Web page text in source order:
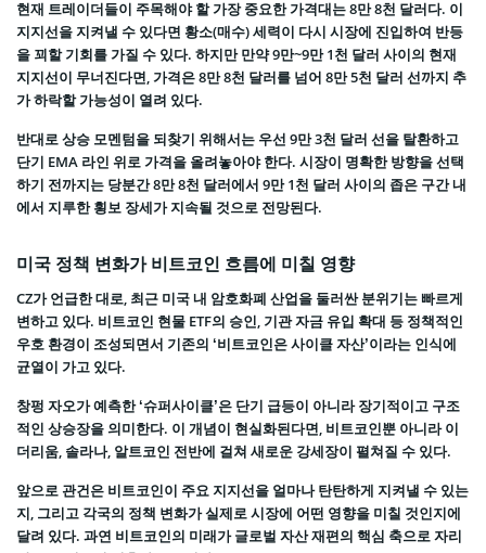
현재 트레이더들이 주목해야 할 가장 중요한 가격대는 8만 8천 달러다. 이
지지선을 지켜낼 수 있다면 황소(매수) 세력이 다시 시장에 진입하여 반등
을 꾀할 기회를 가질 수 있다. 하지만 만약 9만~9만 1천 달러 사이의 현재
지지선이 무너진다면, 가격은 8만 8천 달러를 넘어 8만 5천 달러 선까지 추
가 하락할 가능성이 열려 있다.
반대로 상승 모멘텀을 되찾기 위해서는 우선 9만 3천 달러 선을 탈환하고
단기 EMA 라인 위로 가격을 올려놓아야 한다. 시장이 명확한 방향을 선택
하기 전까지는 당분간 8만 8천 달러에서 9만 1천 달러 사이의 좁은 구간 내
에서 지루한 횡보 장세가 지속될 것으로 전망된다.
미국 정책 변화가 비트코인 흐름에 미칠 영향
CZ가 언급한 대로, 최근 미국 내 암호화폐 산업을 둘러싼 분위기는 빠르게
변하고 있다. 비트코인 현물 ETF의 승인, 기관 자금 유입 확대 등 정책적인
우호 환경이 조성되면서 기존의 ‘비트코인은 사이클 자산’이라는 인식에
균열이 가고 있다.
창펑 자오가 예측한 ‘슈퍼사이클’은 단기 급등이 아니라 장기적이고 구조
적인 상승장을 의미한다. 이 개념이 현실화된다면, 비트코인뿐 아니라 이
더리움, 솔라나, 알트코인 전반에 걸쳐 새로운 강세장이 펼쳐질 수 있다.
앞으로 관건은 비트코인이 주요 지지선을 얼마나 탄탄하게 지켜낼 수 있는
지, 그리고 각국의 정책 변화가 실제로 시장에 어떤 영향을 미칠 것인지에
달려 있다. 과연 비트코인의 미래가 글로벌 자산 재편의 핵심 축으로 자리